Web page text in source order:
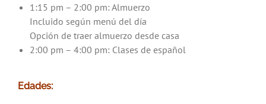
1:15 pm – 2:00 pm: Almuerzo
Incluido según menú del día
Opción de traer almuerzo desde casa
2:00 pm – 4:00 pm: Clases de español
Edades: